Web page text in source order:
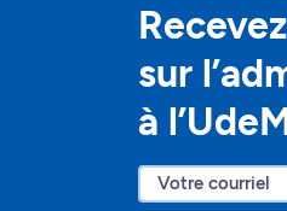
sur
à